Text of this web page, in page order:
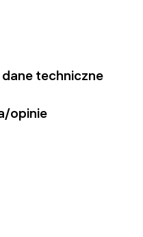
dane techniczne
opinie